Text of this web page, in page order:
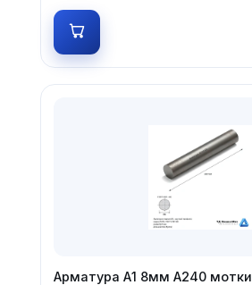
Арматура А1 8мм А240 мотки